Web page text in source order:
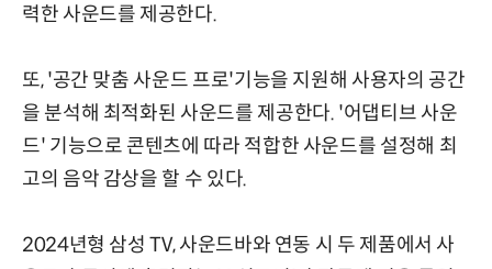
력한 사운드를 제공한다.
또, '공간 맞춤 사운드 프로'기능을 지원해 사용자의 공간
을 분석해 최적화된 사운드를 제공한다. '어댑티브 사운
드' 기능으로 콘텐츠에 따라 적합한 사운드를 설정해 최
고의 음악 감상을 할 수 있다.
2024년형 삼성 TV, 사운드바와 연동 시 두 제품에서 사